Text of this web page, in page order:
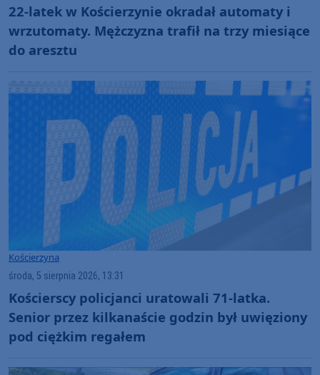
22-latek w Kościerzynie okradał automaty i
wrzutomaty. Mężczyzna trafił na trzy miesiące
do aresztu
Kościerzyna
środa, 5 sierpnia 2026, 13:31
Kościerscy policjanci uratowali 71-latka.
Senior przez kilkanaście godzin był uwięziony
pod ciężkim regałem